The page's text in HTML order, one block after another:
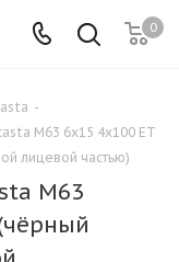
0
-
M63 6x15 4x100 ET
лицевой частью)
M63